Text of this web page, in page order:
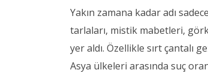
Yakın zamana kadar adı
tarlaları, mistik mabetleri,
yer aldı. Özellikle sırt çantalı
Asya ülkeleri arasında suç